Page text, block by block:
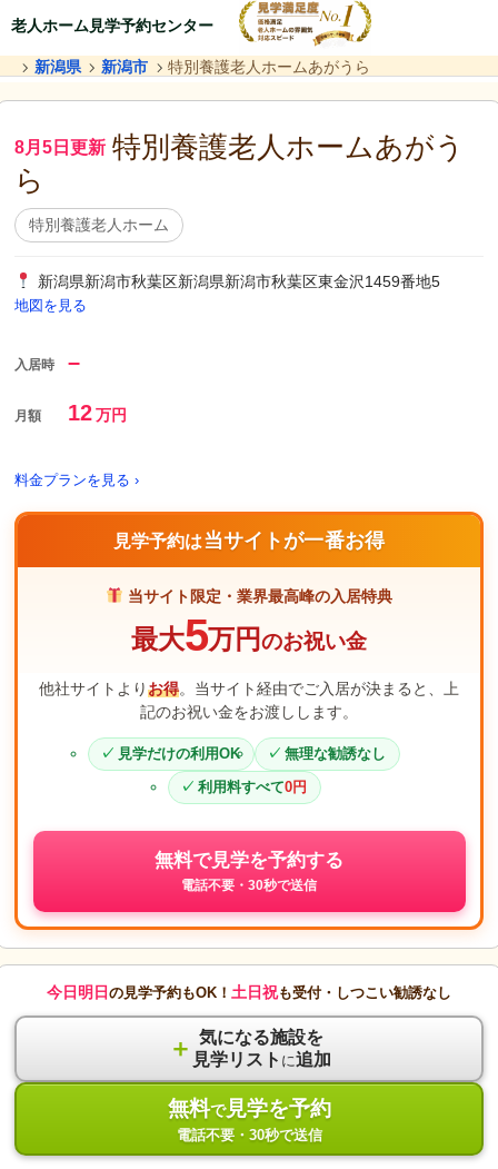
老人ホーム見学予約センター
新潟県 新潟市 特別養護老人ホームあがうら
8月5日更新 特別養護老人ホームあがう
ら
特別養護老人ホーム
新潟県新潟市秋葉区新潟県新潟市秋葉区東金沢1459番地5
地図を見る
入居時 –
月額 12万円
料金プランを見る ›
見学予約は当サイトが一番お得
当サイト限定・業界最高峰の入居特典
最大5万円のお祝い金
他社サイトよりお得。当サイト経由でご入居が決まると、上
記のお祝い金をお渡しします。
見学だけの利用OK
無理な勧誘なし
利用料すべて0円
無料で見学を予約する
電話不要・30秒で送信
今日明日 の見学予約もOK！ 土日祝も受付・しつこい勧誘なし
＋ 気になる施設を
見学リスト に追加
無料で見学を予約
電話不要・30秒で送信